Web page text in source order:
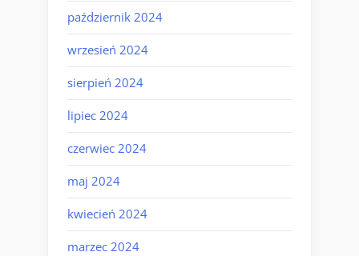
październik 2024
wrzesień 2024
sierpień 2024
lipiec 2024
czerwiec 2024
maj 2024
kwiecień 2024
marzec 2024